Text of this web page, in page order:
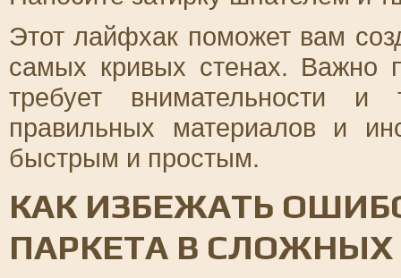
Этот лайфхак поможет вам
самых кривых стенах. Важно
требует внимательности
правильных материалов и
быстрым и простым.
КАК ИЗБЕЖАТЬ
ПАРКЕТА В СЛОЖНЫХ